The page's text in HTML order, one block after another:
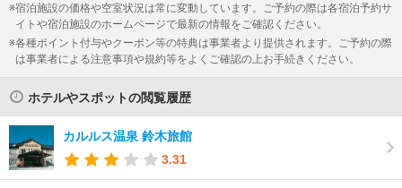
宿泊施設の価格や空室状況は常に変動しています。ご予約の際は各宿泊予約サ
イトや宿泊施設のホームページで最新の情報をご確認ください。
各種ポイント付与やクーポン等の特典は事業者より提供されます。ご予約の際
は事業者による注意事項や規約等をよくご確認の上お手続きください。
ホテルやスポットの閲覧履歴
カルルス温泉 鈴木旅館
3.31